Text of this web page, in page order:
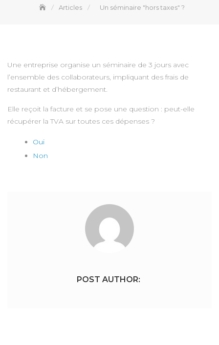
Articles Un séminaire "hors taxes" ?
Une entreprise organise un séminaire de 3 jours avec
l’ensemble des collaborateurs, impliquant des frais de
restaurant et d’hébergement.
Elle reçoit la facture et se pose une question : peut-elle
récupérer la TVA sur toutes ces dépenses ?
Oui
Non
POST AUTHOR: